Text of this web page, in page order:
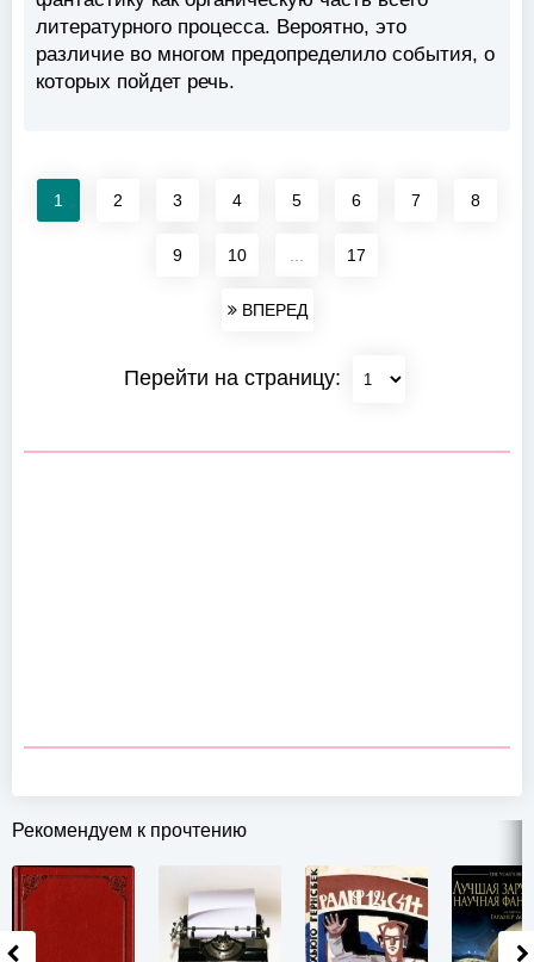
литературного процесса. Вероятно, это
различие во многом предопределило события, о
которых пойдет речь.
1 2 3 4 5 6 7 8
9 10 17
ВПЕРЕД
Перейти на страницу:
Рекомендуем к прочтению